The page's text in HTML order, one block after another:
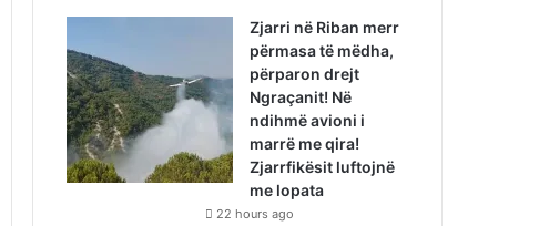
Zjarri në Riban merr
përmasa të mëdha,
përparon drejt
Ngraçanit! Në
ndihmë avioni i
marrë me qira!
Zjarrfikësit luftojnë
me lopata
22 hours ago